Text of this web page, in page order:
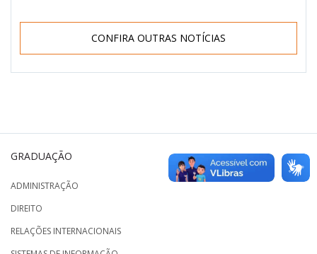
CONFIRA OUTRAS NOTÍCIAS
GRADUAÇÃO
ADMINISTRAÇÃO
DIREITO
RELAÇÕES INTERNACIONAIS